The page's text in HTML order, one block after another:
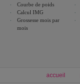
Courbe de poids
Calcul IMG
Grossesse mois par
mois
accueil